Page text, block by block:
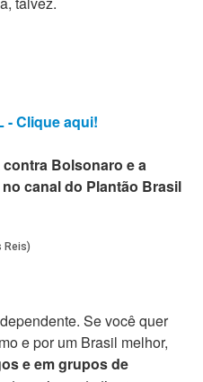
- Clique aqui!
Bolsonaro e a
canal do Plantão Brasil
Se você quer
e por um Brasil melhor,
e em grupos de